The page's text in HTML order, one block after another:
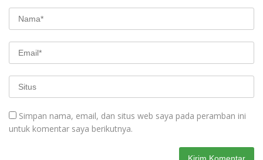
Simpan nama, email, dan situs web saya pada peramban ini
untuk komentar saya berikutnya.